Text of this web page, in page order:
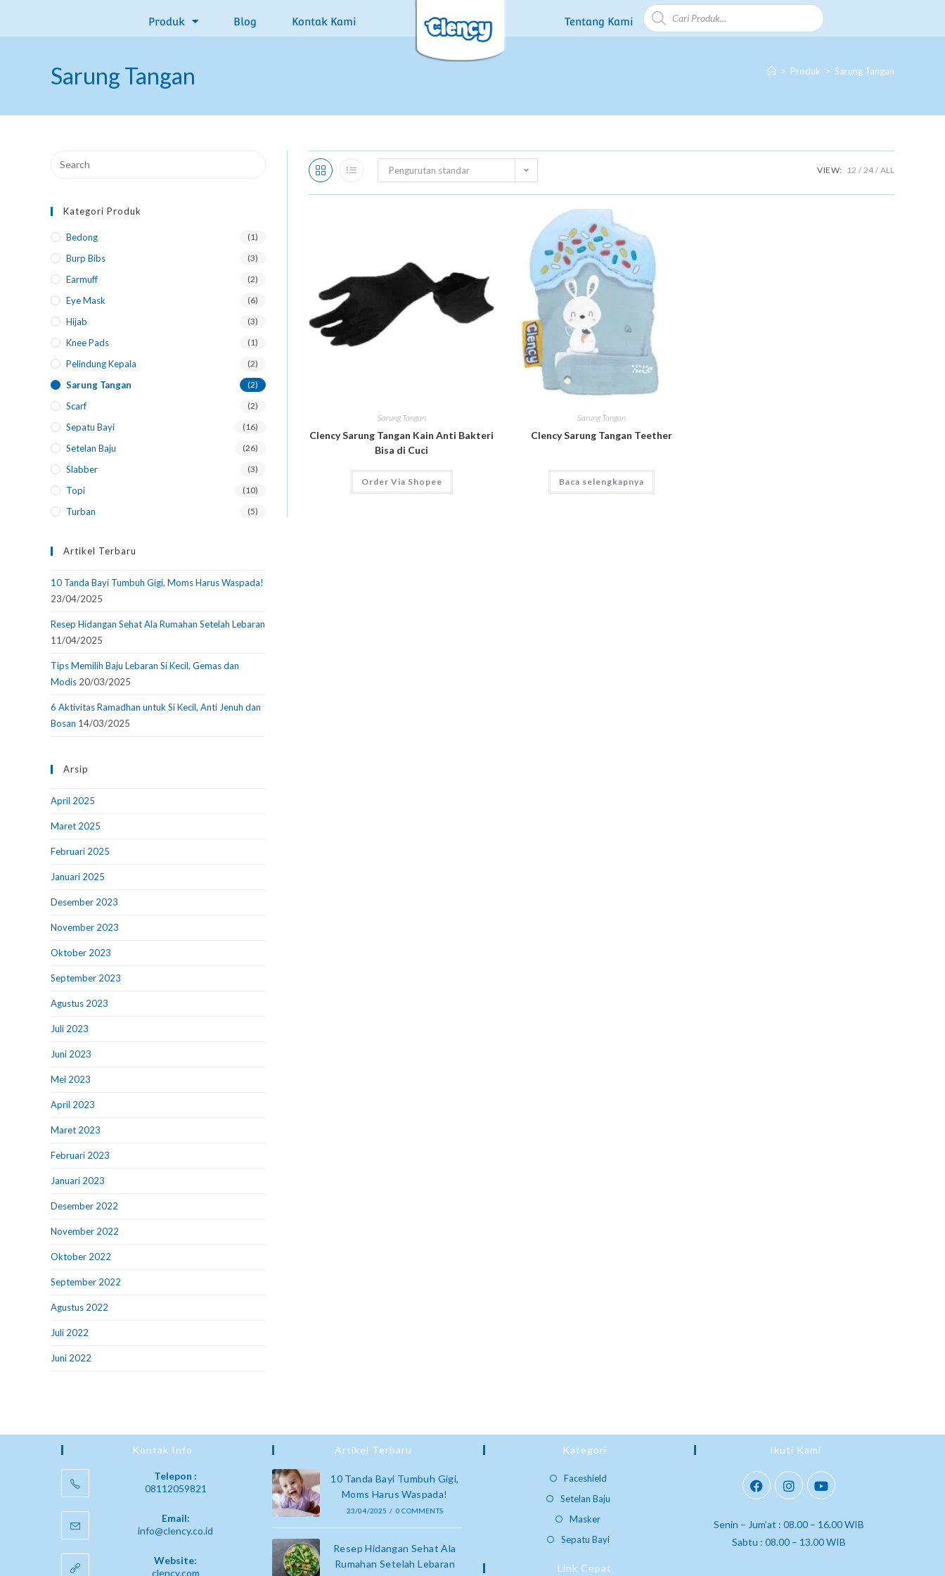
Produk Blog Kontak Kami Tentang Kami
Sarung Tangan > Produk > Sarung Tangan
Pengurutan standar VIEW: 12 24 ALL
Sarung Tangan
Clency Sarung Tangan Kain Anti Bakteri
Bisa di Cuci
Order Via Shopee
Sarung Tangan
Clency Sarung Tangan Teether
Baca selengkapnya
Kategori Produk
Bedong (1)
Burp Bibs (3)
Earmuff (2)
Eye Mask (6)
Hijab (3)
Knee Pads (1)
Pelindung Kepala (2)
Sarung Tangan (2)
Scarf (2)
Sepatu Bayi (16)
Setelan Baju (26)
Slabber (3)
Topi (10)
Turban (5)
Artikel Terbaru
10 Tanda Bayi Tumbuh Gigi, Moms Harus Waspada!
23/04/2025
Resep Hidangan Sehat Ala Rumahan Setelah Lebaran
11/04/2025
Tips Memilih Baju Lebaran Si Kecil, Gemas dan
Modis 20/03/2025
6 Aktivitas Ramadhan untuk Si Kecil, Anti Jenuh dan
Bosan 14/03/2025
Arsip
April 2025
Maret 2025
Februari 2025
Januari 2025
Desember 2023
November 2023
Oktober 2023
September 2023
Agustus 2023
Juli 2023
Juni 2023
Mei 2023
April 2023
Maret 2023
Februari 2023
Januari 2023
Desember 2022
November 2022
Oktober 2022
September 2022
Agustus 2022
Juli 2022
Juni 2022
Kontak Info
Telepon :
08112059821
Email:
info@clency.co.id
Website:
clency.com
Artikel Terbaru
10 Tanda Bayi Tumbuh Gigi,
Moms Harus Waspada!
23/04/2025 / 0 COMMENTS
Resep Hidangan Sehat Ala
Rumahan Setelah Lebaran
Kategori
Faceshield
Setelan Baju
Masker
Sepatu Bayi
Link Cepat
Ikuti Kami
Senin – Jum’at : 08.00 – 16.00 WIB
Sabtu : 08.00 – 13.00 WIB